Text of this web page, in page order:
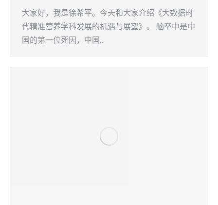
大家好，我是徐希平。今天和大家介绍《大数据时
代精准营养学科发展的机遇与展望》。 脑卒中是中
国的第一位死因，中国…